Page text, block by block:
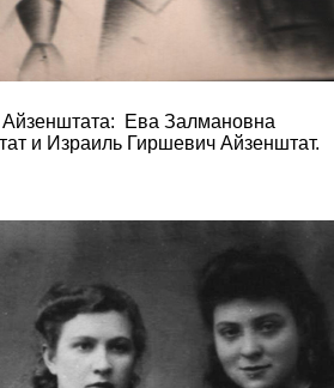
Айзенштата: Ева Залмановна
и Израиль Гиршевич Айзенштат.